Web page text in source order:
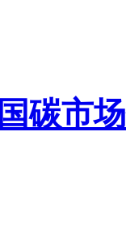
碳市